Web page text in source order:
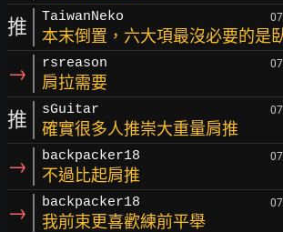
推 TaiwanNeko
本末倒置，六大項最沒必要的是
→ rsreason
肩拉需要
推 sGuitar
確實很多人推崇大重量肩推
→ backpacker18
不過比起肩推
→ backpacker18
我前束更喜歡練前平舉